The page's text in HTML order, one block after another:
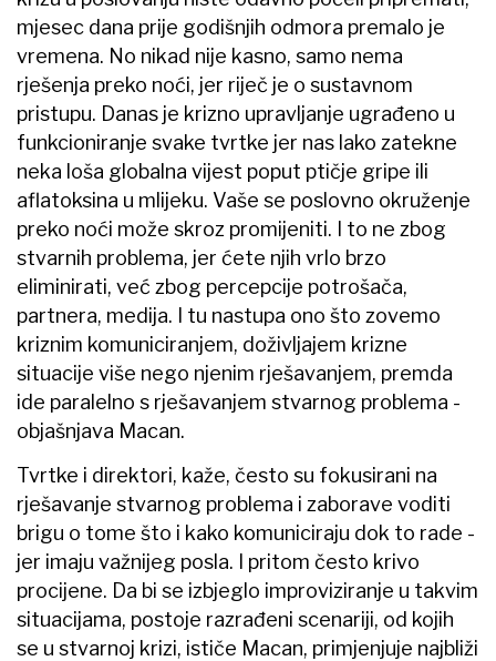
mjesec dana prije godišnjih odmora premalo je
vremena. No nikad nije kasno, samo nema
rješenja preko noći, jer riječ je o sustavnom
pristupu. Danas je krizno upravljanje ugrađeno u
funkcioniranje svake tvrtke jer nas lako zatekne
neka loša globalna vijest poput ptičje gripe ili
aflatoksina u mlijeku. Vaše se poslovno okruženje
preko noći može skroz promijeniti. I to ne zbog
stvarnih problema, jer ćete njih vrlo brzo
eliminirati, već zbog percepcije potrošača,
partnera, medija. I tu nastupa ono što zovemo
kriznim komuniciranjem, doživljajem krizne
situacije više nego njenim rješavanjem, premda
ide paralelno s rješavanjem stvarnog problema -
objašnjava Macan.
Tvrtke i direktori, kaže, često su fokusirani na
rješavanje stvarnog problema i zaborave voditi
brigu o tome što i kako komuniciraju dok to rade -
jer imaju važnijeg posla. I pritom često krivo
procijene. Da bi se izbjeglo improviziranje u takvim
situacijama, postoje razrađeni scenariji, od kojih
se u stvarnoj krizi, ističe Macan, primjenjuje najbliži